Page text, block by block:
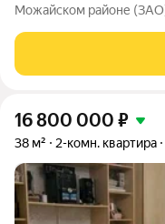
Можайском районе (ЗАО)
хорошо развитом
Площадь: 50.2 м.
16 800 000 ₽
38 м² 2-комн. квартира